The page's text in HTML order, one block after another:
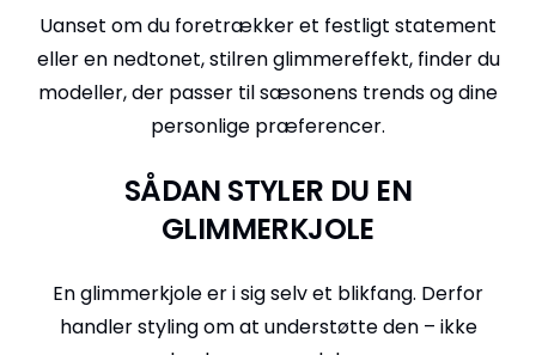
Uanset om du foretrækker et festligt statement
eller en nedtonet, stilren glimmereffekt, finder du
modeller, der passer til sæsonens trends og dine
personlige præferencer.
SÅDAN STYLER DU EN
GLIMMERKJOLE
En glimmerkjole er i sig selv et blikfang. Derfor
handler styling om at understøtte den – ikke